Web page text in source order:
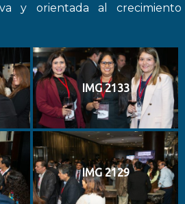
y orientada al crecimiento
IMG 2133
IMG 2129